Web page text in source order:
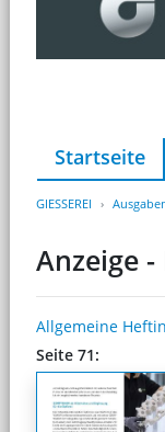
Startseite
GIESSEREI
Anzeige -
Allgemeine
Seite 71: